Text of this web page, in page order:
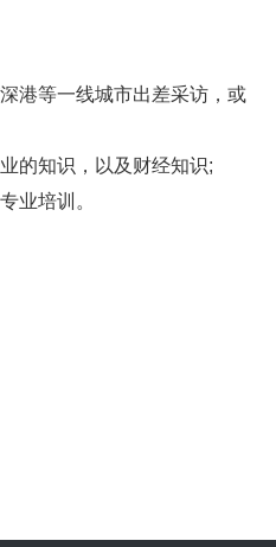
港等一线城市出差采访，或
的知识，以及财经知识;
业培训。